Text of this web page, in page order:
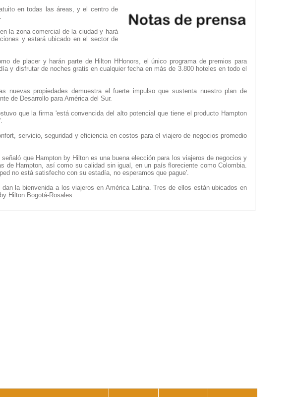
en todas las áreas, y el centro de
la zona comercial de la ciudad y hará
y estará ubicado en el sector de
de placer y harán parte de Hilton HHonors, el único programa de premios para
y disfrutar de noches gratis en cualquier fecha en más de 3.800 hoteles en todo el
nuevas propiedades demuestra el fuerte impulso que sustenta nuestro plan de
de Desarrollo para América del Sur.
que la firma 'está convencida del alto potencial que tiene el producto Hampton
servicio, seguridad y eficiencia en costos para el viajero de negocios promedio
que Hampton by Hilton es una buena elección para los viajeros de negocios y
Hampton, así como su calidad sin igual, en un país floreciente como Colombia.
no está satisfecho con su estadía, no esperamos que pague'.
la bienvenida a los viajeros en América Latina. Tres de ellos están ubicados en
Hilton Bogotá-Rosales.